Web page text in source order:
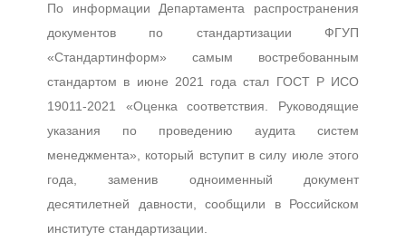
По информации Департамента распространения
документов по стандартизации ФГУП
«Стандартинформ» самым востребованным
стандартом в июне 2021 года стал ГОСТ Р ИСО
19011-2021 «Оценка соответствия. Руководящие
указания по проведению аудита систем
менеджмента», который вступит в силу июле этого
года, заменив одноименный документ
десятилетней давности, сообщили в Российском
институте стандартизации.